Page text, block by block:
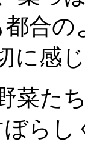
合
に感
菜た
ら